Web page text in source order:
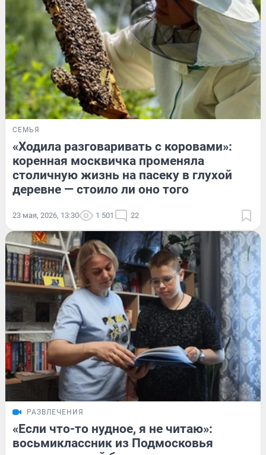
СЕМЬЯ
«Ходила разговаривать с коровами»:
коренная москвичка променяла
столичную жизнь на пасеку в глухой
деревне — стоило ли оно того
23 мая, 2026, 13:30 1 501 22
РАЗВЛЕЧЕНИЯ
«Если что-то нудное, я не читаю»:
восьмиклассник из Подмосковья